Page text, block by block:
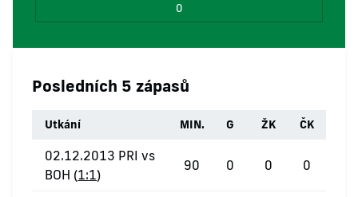
0
Posledních 5 zápasů
Utkání MIN. G ŽK ČK
02.12.2013 PRI vs
BOH (1:1)
90 0 0 0